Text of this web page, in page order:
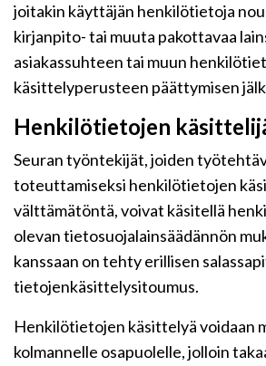
joitakin käyttäjän henkilötietoja
kirjanpito- tai muuta pakottavaa
asiakassuhteen tai muun
käsittelyperusteen päättymisen
Henkilötietojen
Seuran työntekijät, joiden
toteuttamiseksi henkilötietojen
välttämätöntä, voivat käsitellä
olevan tietosuojalainsäädännön
kanssaan on tehty erillisen
tietojenkäsittelysitoumus.
Henkilötietojen käsittelyä voidaan
kolmannelle osapuolelle, jolloin